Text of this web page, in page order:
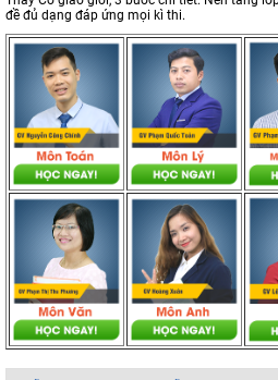
đề đủ dạng đáp ứng mọi kì thi.